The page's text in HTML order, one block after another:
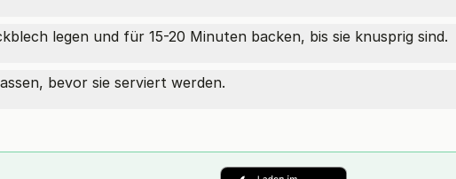
legen und für 15-20 Minuten backen, bis sie knusprig sind.
bevor sie serviert werden.